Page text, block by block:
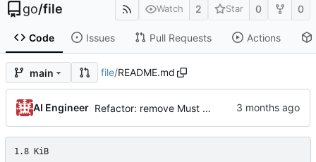
go/file Watch 2 Star 0 0
Code Issues Pull Requests Actions
main file/README.md
AI Engineer Refactor: remove Must functions, align with cast.As (by AI)
1.8 KiB